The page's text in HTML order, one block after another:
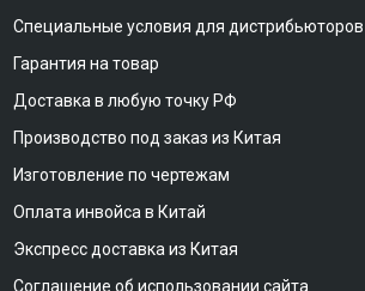
Специальные условия для дистрибьюторов
Гарантия на товар
Доставка в любую точку РФ
Производство под заказ из Китая
Изготовление по чертежам
Оплата инвойса в Китай
Экспресс доставка из Китая
Соглашение об использовании сайта